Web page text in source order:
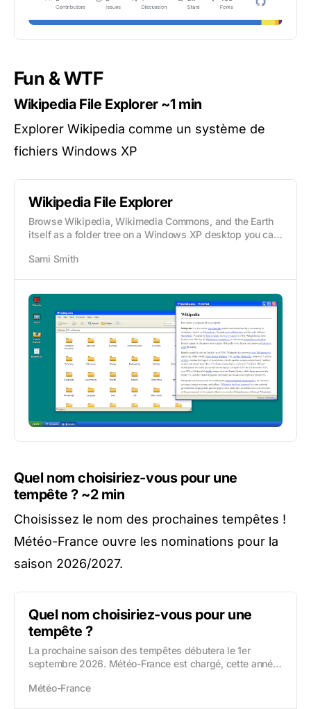
Fun & WTF
Wikipedia File Explorer~1 min
Explorer Wikipedia comme un système de
fichiers Windows XP
Wikipedia File Explorer
Browse Wikipedia, Wikimedia Commons, and the Earth
itself as a folder tree on a Windows XP desktop you can
Sami Smith
Quel nom choisiriez-vous pour une
tempête ?~2 min
Choisissez le nom des prochaines tempêtes !
Météo-France ouvre les nominations pour la
saison 2026/2027.
Quel nom choisiriez-vous pour une
tempête ?
La prochaine saison des tempêtes débutera le 1er
septembre 2026. Météo-France est chargé, cette année,
susceptibles de toucher l’un des pays...
Météo-France